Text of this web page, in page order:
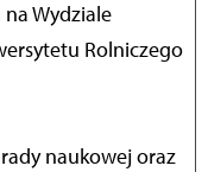
Wydziale
Rolniczego
naukowej oraz